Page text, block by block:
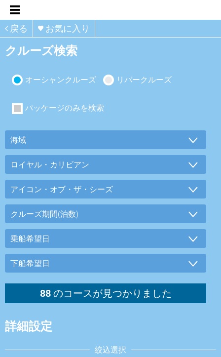
戻る お気に入り
クルーズ検索
オーシャンクルーズ リバークルーズ
パッケージのみを検索
詳細設定
絞込選択